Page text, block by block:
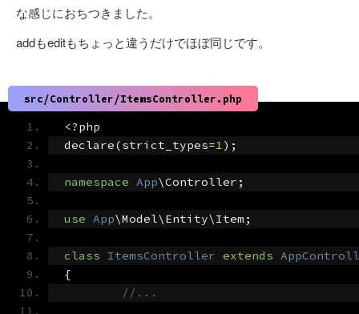
な感じにおちつきました。
addもeditもちょっと違うだけでほぼ同じです。
src/Controller/ItemsController.php
<?php
declare(strict_types=1);
namespace App\Controller ;
use App\Model\Entity\Item ;
class ItemsController extends
{
//...